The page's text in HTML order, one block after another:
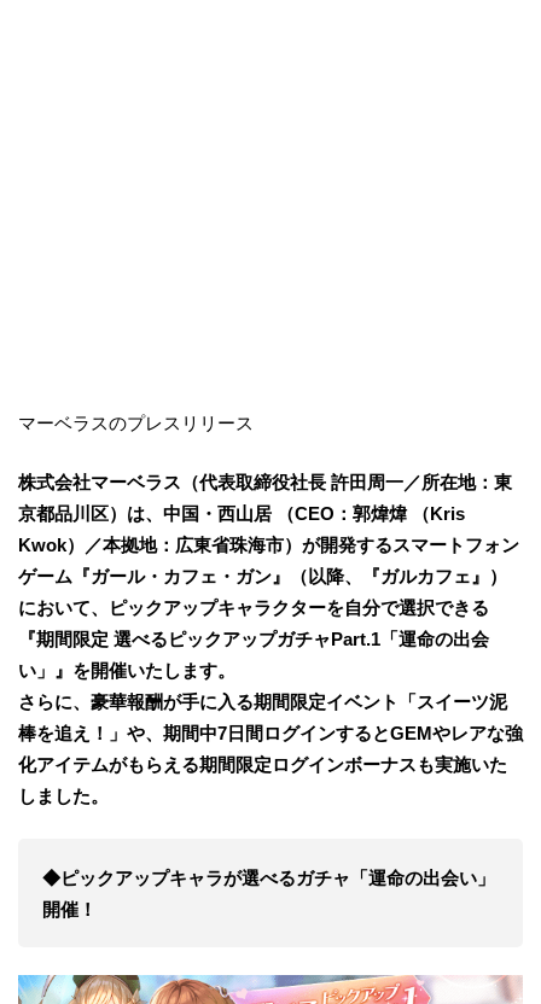
マーベラスのプレスリリース
株式会社マーベラス（代表取締役社長 許田周一／所在地：東
京都品川区）は、中国・西山居 （CEO：郭煒煒 （Kris
Kwok）／本拠地：広東省珠海市）が開発するスマートフォン
ゲーム『ガール・カフェ・ガン』（以降、『ガルカフェ』）
において、ピックアップキャラクターを自分で選択できる
『期間限定 選べるピックアップガチャPart.1「運命の出会
い」』を開催いたします。
さらに、豪華報酬が手に入る期間限定イベント「スイーツ泥
棒を追え！」や、期間中7日間ログインするとGEMやレアな強
化アイテムがもらえる期間限定ログインボーナスも実施いた
しました。
◆ピックアップキャラが選べるガチャ「運命の出会い」
開催！